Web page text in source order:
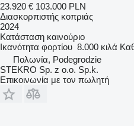
23.920 € 103.000 PLN
Διασκορπιστής κοπριάς
2024
Κατάσταση καινούριο
Ικανότητα φορτίου 8.000 κιλά
Πολωνία, Podegrodzie
STEKRO Sp. z o.o. Sp.k.
Επικοινωνία με τον πωλητή